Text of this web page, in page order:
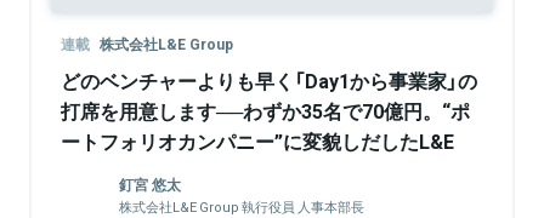
連載 株式会社L&E Group
どのベンチャーよりも早く「Day1から事業家」の
打席を用意します──わずか35名で70億円。“ポ
ートフォリオカンパニー”に変貌しだしたL&E
Groupの実態
釘宮 悠太
株式会社L&E Group 執行役員 人事本部長